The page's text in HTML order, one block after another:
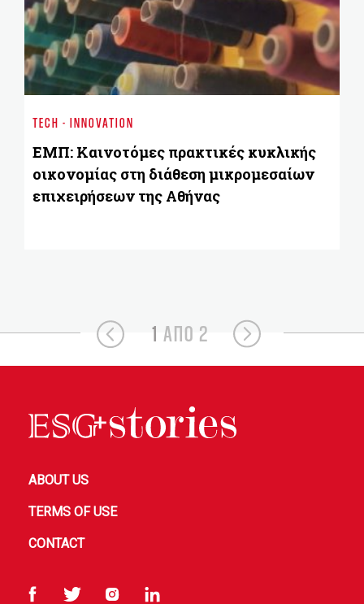
TECH - INNOVATION
ΕΜΠ: Καινοτόμες πρακτικές κυκλικής
οικονομίας στη διάθεση μικρομεσαίων
επιχειρήσεων της Αθήνας
1 ΑΠΟ 2
ABOUT US
TERMS OF USE
CONTACT